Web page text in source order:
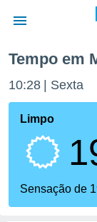
da
foi
fornecidas
a este
das
Tempo em
10:28 Sexta
Limpo
Sensação de